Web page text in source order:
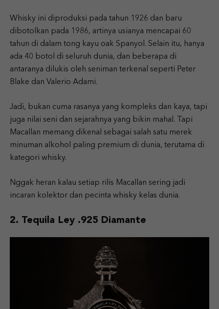
Whisky ini diproduksi pada tahun 1926 dan baru
dibotolkan pada 1986, artinya usianya mencapai 60
tahun di dalam tong kayu oak Spanyol. Selain itu, hanya
ada 40 botol di seluruh dunia, dan beberapa di
antaranya dilukis oleh seniman terkenal seperti Peter
Blake dan Valerio Adami.
Jadi, bukan cuma rasanya yang kompleks dan kaya, tapi
juga nilai seni dan sejarahnya yang bikin mahal. Tapi
Macallan memang dikenal sebagai salah satu merek
minuman alkohol paling premium di dunia, terutama di
kategori whisky.
Nggak heran kalau setiap rilis Macallan sering jadi
incaran kolektor dan pecinta whisky kelas dunia.
2. Tequila Ley .925 Diamante